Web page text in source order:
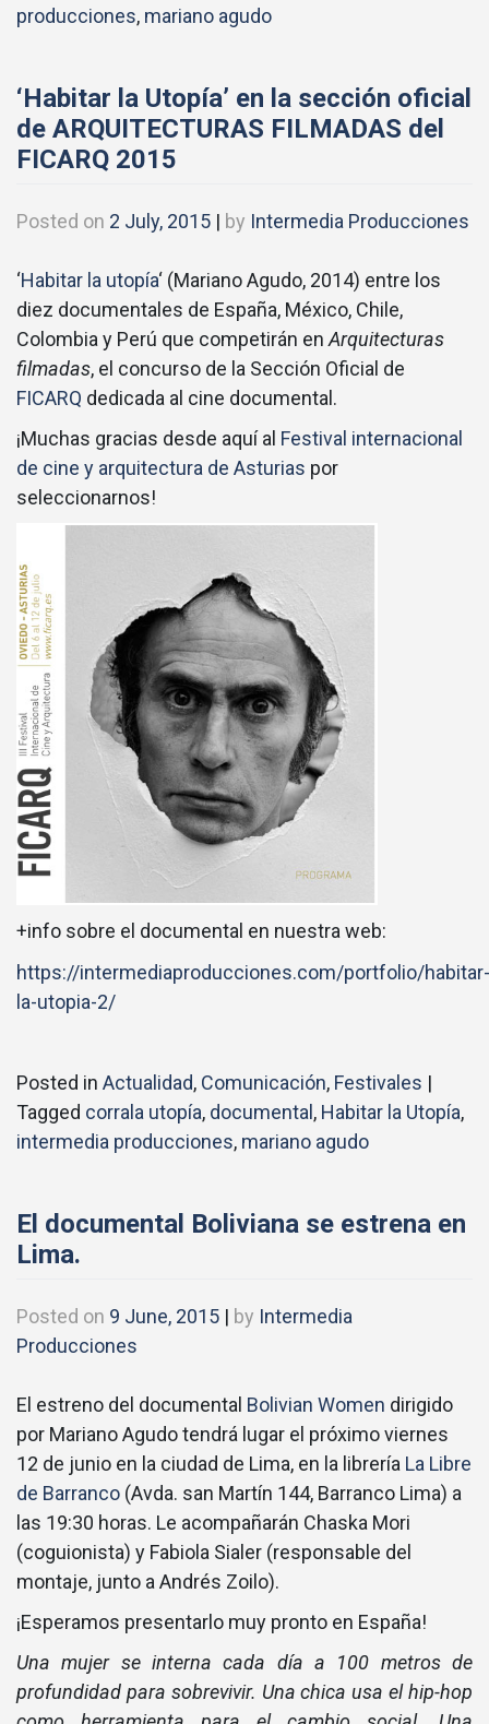
producciones, mariano agudo
‘Habitar la Utopía’ en la sección oficial
de ARQUITECTURAS FILMADAS del
FICARQ 2015
Posted on 2 July, 2015 | by Intermedia Producciones
‘Habitar la utopía‘ (Mariano Agudo, 2014) entre los
diez documentales de España, México, Chile,
Colombia y Perú que competirán en Arquitecturas
filmadas, el concurso de la Sección Oficial de
FICARQ dedicada al cine documental.
¡Muchas gracias desde aquí al Festival internacional
de cine y arquitectura de Asturias por
seleccionarnos!
+info sobre el documental en nuestra web:
https://intermediaproducciones.com/portfolio/habitar-
la-utopia-2/
Posted in Actualidad, Comunicación, Festivales |
Tagged corrala utopía, documental , Habitar la Utopía,
intermedia producciones, mariano agudo
El documental Boliviana se estrena en
Lima.
Posted on 9 June, 2015 | by Intermedia
Producciones
El estreno del documental Bolivian Women dirigido
por Mariano Agudo tendrá lugar el próximo viernes
12 de junio en la ciudad de Lima, en la librería La Libre
de Barranco (Avda. san Martín 144, Barranco Lima) a
las 19:30 horas. Le acompañarán Chaska Mori
(coguionista) y Fabiola Sialer (responsable del
montaje, junto a Andrés Zoilo).
¡Esperamos presentarlo muy pronto en España!
Una mujer se interna cada dí­a a 100 metros de
profundidad para sobrevivir. Una chica usa el hip-hop